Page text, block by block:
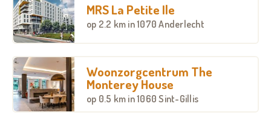
MRS La Petite Ile
op 2.2 km in 1070 Anderlecht
Woonzorgcentrum The
Monterey House
op 0.5 km in 1060 Sint-Gillis